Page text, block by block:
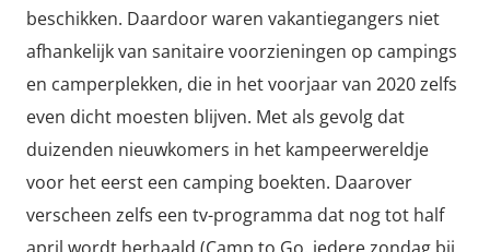
beschikken. Daardoor waren vakantiegangers niet
afhankelijk van sanitaire voorzieningen op campings
en camperplekken, die in het voorjaar van 2020 zelfs
even dicht moesten blijven. Met als gevolg dat
duizenden nieuwkomers in het kampeerwereldje
voor het eerst een camping boekten. Daarover
verscheen zelfs een tv-programma dat nog tot half